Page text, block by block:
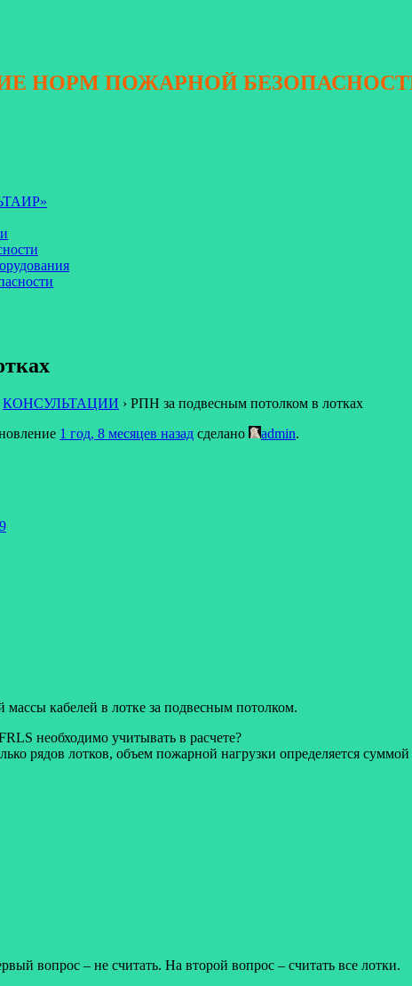
НОРМ ПОЖАРНОЙ
КОНСУЛЬТАЦИИ › РПН за подвесным потолком в лотках
1 год, 8 месяцев назад сделано admin.
кабелей в лотке за подвесным потолком.
необходимо учитывать в расчете?
рядов лотков, объем пожарной нагрузки определяется
вопрос – не считать. На второй вопрос – считать все лотки.